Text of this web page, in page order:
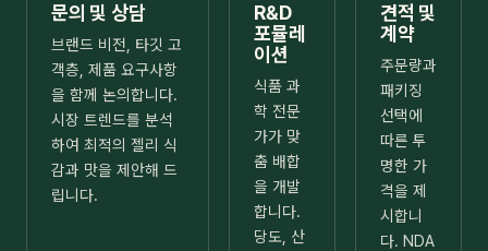
문의 및 상담
브랜드 비전, 타깃 고
객층, 제품 요구사항
을 함께 논의합니다.
시장 트렌드를 분석
하여 최적의 젤리 식
감과 맛을 제안해 드
립니다.
R&D
포뮬레
이션
식품 과
학 전문
가가 맞
춤 배합
을 개발
합니다.
당도, 산
견적 및
계약
주문량과
패키징
선택에
따른 투
명한 가
격을 제
시합니
다. NDA